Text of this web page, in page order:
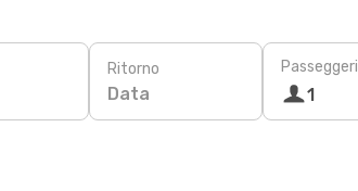
Ritorno
Data
Passeggeri
1